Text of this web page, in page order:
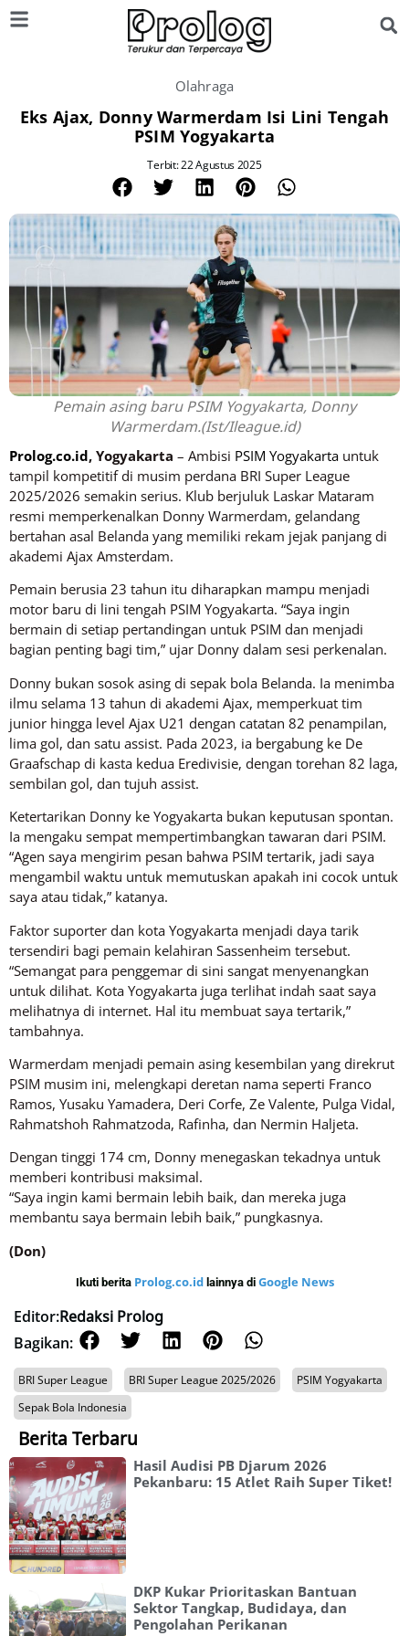
Olahraga
Eks Ajax, Donny Warmerdam Isi Lini Tengah
PSIM Yogyakarta
Terbit: 22 Agustus 2025
Pemain asing baru PSIM Yogyakarta, Donny
Warmerdam.(Ist/Ileague.id)
Prolog.co.id, Yogyakarta – Ambisi PSIM Yogyakarta untuk
tampil kompetitif di musim perdana BRI Super League
2025/2026 semakin serius. Klub berjuluk Laskar Mataram
resmi memperkenalkan Donny Warmerdam, gelandang
bertahan asal Belanda yang memiliki rekam jejak panjang di
akademi Ajax Amsterdam.
Pemain berusia 23 tahun itu diharapkan mampu menjadi
motor baru di lini tengah PSIM Yogyakarta. “Saya ingin
bermain di setiap pertandingan untuk PSIM dan menjadi
bagian penting bagi tim,” ujar Donny dalam sesi perkenalan.
Donny bukan sosok asing di sepak bola Belanda. Ia menimba
ilmu selama 13 tahun di akademi Ajax, memperkuat tim
junior hingga level Ajax U21 dengan catatan 82 penampilan,
lima gol, dan satu assist. Pada 2023, ia bergabung ke De
Graafschap di kasta kedua Eredivisie, dengan torehan 82 laga,
sembilan gol, dan tujuh assist.
Ketertarikan Donny ke Yogyakarta bukan keputusan spontan.
Ia mengaku sempat mempertimbangkan tawaran dari PSIM.
“Agen saya mengirim pesan bahwa PSIM tertarik, jadi saya
mengambil waktu untuk memutuskan apakah ini cocok untuk
saya atau tidak,” katanya.
Faktor suporter dan kota Yogyakarta menjadi daya tarik
tersendiri bagi pemain kelahiran Sassenheim tersebut.
“Semangat para penggemar di sini sangat menyenangkan
untuk dilihat. Kota Yogyakarta juga terlihat indah saat saya
melihatnya di internet. Hal itu membuat saya tertarik,”
tambahnya.
Warmerdam menjadi pemain asing kesembilan yang direkrut
PSIM musim ini, melengkapi deretan nama seperti Franco
Ramos, Yusaku Yamadera, Deri Corfe, Ze Valente, Pulga Vidal,
Rahmatshoh Rahmatzoda, Rafinha, dan Nermin Haljeta.
Dengan tinggi 174 cm, Donny menegaskan tekadnya untuk
memberi kontribusi maksimal.
“Saya ingin kami bermain lebih baik, dan mereka juga
membantu saya bermain lebih baik,” pungkasnya.
(Don)
Ikuti berita Prolog.co.id lainnya di Google News
Editor:Redaksi Prolog
Bagikan:
BRI Super League BRI Super League 2025/2026
PSIM Yogyakarta
Sepak Bola Indonesia
Berita Terbaru
Hasil Audisi PB Djarum 2026
Pekanbaru: 15 Atlet Raih Super Tiket!
DKP Kukar Prioritaskan Bantuan
Sektor Tangkap, Budidaya, dan
Pengolahan Perikanan